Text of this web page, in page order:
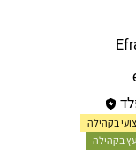
בקהילה
בקהילה